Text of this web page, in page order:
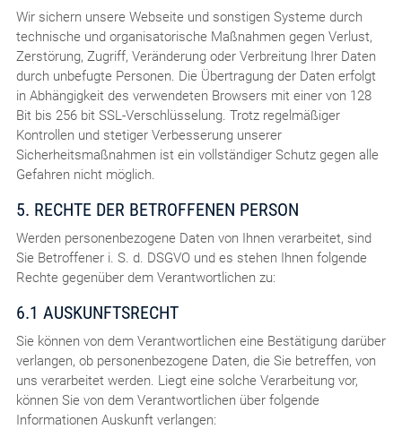
Wir sichern unsere Webseite und sonstigen Systeme durch
technische und organisatorische Maßnahmen gegen Verlust,
Zerstörung, Zugriff, Veränderung oder Verbreitung Ihrer Daten
durch unbefugte Personen. Die Übertragung der Daten erfolgt
in Abhängigkeit des verwendeten Browsers mit einer von 128
Bit bis 256 bit SSL-Verschlüsselung. Trotz regelmäßiger
Kontrollen und stetiger Verbesserung unserer
Sicherheitsmaßnahmen ist ein vollständiger Schutz gegen alle
Gefahren nicht möglich.
5. RECHTE DER BETROFFENEN PERSON
Werden personenbezogene Daten von Ihnen verarbeitet, sind
Sie Betroffener i. S. d. DSGVO und es stehen Ihnen folgende
Rechte gegenüber dem Verantwortlichen zu:
6.1 AUSKUNFTSRECHT
Sie können von dem Verantwortlichen eine Bestätigung darüber
verlangen, ob personenbezogene Daten, die Sie betreffen, von
uns verarbeitet werden. Liegt eine solche Verarbeitung vor,
können Sie von dem Verantwortlichen über folgende
Informationen Auskunft verlangen: